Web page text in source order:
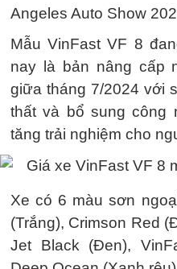
Angeles Auto Show
Mẫu VinFast VF 8
nay là bản nâng cấp
giữa tháng 7/2024 với
thất và bổ sung công
tăng trải nghiệm cho
Xe có 6 màu sơn
(Trắng), Crimson Red
Jet Black (Đen),